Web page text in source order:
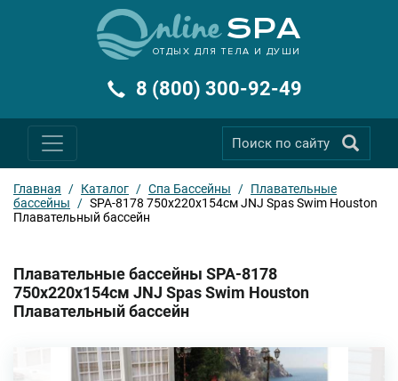
ОТДЫХ ДЛЯ ТЕЛА И ДУШИ
8 (800) 300-92-49
Главная / Каталог / Спа Бассейны / Плавательные
бассейны
/ SPA-8178 750х220х154см JNJ Spas Swim Houston
Плавательный бассейн
Плавательные бассейны SPA-8178
750х220х154см JNJ Spas Swim Houston
Плавательный бассейн